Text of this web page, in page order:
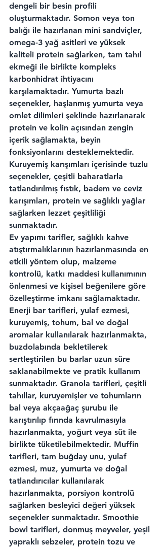
dengeli bir besin profili
oluşturmaktadır. Somon veya ton
balığı ile hazırlanan mini sandviçler,
omega-3 yağ asitleri ve yüksek
kaliteli protein sağlarken, tam tahıl
ekmeği ile birlikte kompleks
karbonhidrat ihtiyacını
karşılamaktadır. Yumurta bazlı
seçenekler, haşlanmış yumurta veya
omlet dilimleri şeklinde hazırlanarak
protein ve kolin açısından zengin
içerik sağlamakta, beyin
fonksiyonlarını desteklemektedir.
Kuruyemiş karışımları içerisinde tuzlu
seçenekler, çeşitli baharatlarla
tatlandırılmış fıstık, badem ve ceviz
karışımları, protein ve sağlıklı yağlar
sağlarken lezzet çeşitliliği
sunmaktadır.
Ev yapımı tarifler, sağlıklı kahve
atıştırmalıklarının hazırlanmasında en
etkili yöntem olup, malzeme
kontrolü, katkı maddesi kullanımının
önlenmesi ve kişisel beğenilere göre
özelleştirme imkanı sağlamaktadır.
Enerji bar tarifleri, yulaf ezmesi,
kuruyemiş, tohum, bal ve doğal
aromalar kullanılarak hazırlanmakta,
buzdolabında bekletilerek
sertleştirilen bu barlar uzun süre
saklanabilmekte ve pratik kullanım
sunmaktadır. Granola tarifleri, çeşitli
tahıllar, kuruyemişler ve tohumların
bal veya akçaağaç şurubu ile
karıştırılıp fırında kavrulmasıyla
hazırlanmakta, yoğurt veya süt ile
birlikte tüketilebilmektedir. Muffin
tarifleri, tam buğday unu, yulaf
ezmesi, muz, yumurta ve doğal
tatlandırıcılar kullanılarak
hazırlanmakta, porsiyon kontrolü
sağlarken besleyici değeri yüksek
seçenekler sunmaktadır. Smoothie
bowl tarifleri, donmuş meyveler, yeşil
yapraklı sebzeler, protein tozu ve